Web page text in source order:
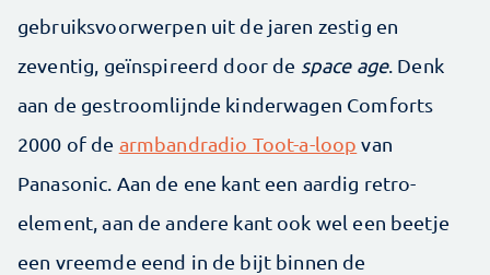
gebruiksvoorwerpen uit de jaren zestig en
zeventig, geïnspireerd door de space age. Denk
aan de gestroomlijnde kinderwagen Comforts
2000 of de armbandradio Toot-a-loop van
Panasonic. Aan de ene kant een aardig retro-
element, aan de andere kant ook wel een beetje
een vreemde eend in de bijt binnen de